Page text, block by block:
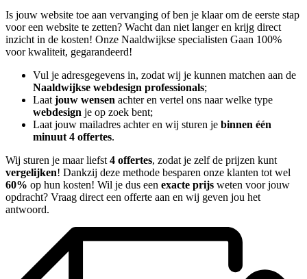
Is jouw website toe aan vervanging of ben je klaar om de eerste stap
voor een website te zetten? Wacht dan niet langer en krijg direct
inzicht in de kosten! Onze Naaldwijkse specialisten Gaan 100%
voor kwaliteit, gegarandeerd!
Vul je adresgegevens in, zodat wij je kunnen matchen aan de
Naaldwijkse webdesign professionals;
Laat jouw wensen achter en vertel ons naar welke type
webdesign je op zoek bent;
Laat jouw mailadres achter en wij sturen je binnen één
minuut 4 offertes.
Wij sturen je maar liefst 4 offertes, zodat je zelf de prijzen kunt
vergelijken! Dankzij deze methode besparen onze klanten tot wel
60% op hun kosten! Wil je dus een exacte prijs weten voor jouw
opdracht? Vraag direct een offerte aan en wij geven jou het
antwoord.